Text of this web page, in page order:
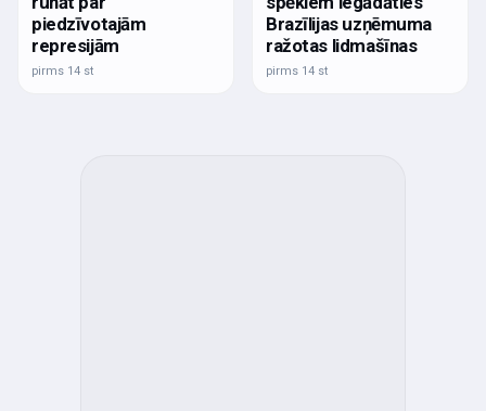
piedzīvotajām
represijām
pirms 14 st
Brazīlijas uzņēmuma
ražotas lidmašīnas
pirms 14 st